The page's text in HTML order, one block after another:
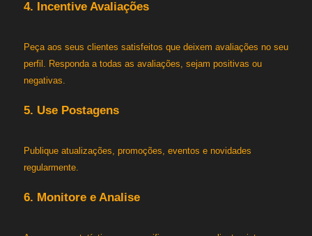
4. Incentive Avaliações
Peça aos seus clientes satisfeitos que deixem avaliações no seu
perfil. Responda a todas as avaliações, sejam positivas ou
negativas.
5. Use Postagens
Publique atualizações, promoções, eventos e novidades
regularmente.
6. Monitore e Analise